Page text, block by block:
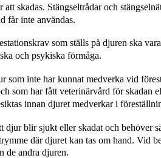
att skadas. Stängseltrådar och
får inte användas.
som ställs på djuren ska
och psykiska förmåga.
som inte har kunnat medverka vid
som har fått veterinärvård för skadan
innan djuret medverkar i
djur blir sjukt eller skadat och behöver
där djuret kan tas om hand. Vid
de andra djuren.